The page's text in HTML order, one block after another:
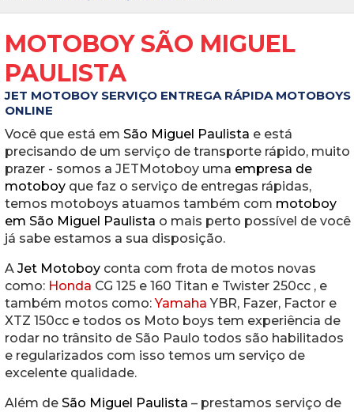
MOTOBOY SÃO MIGUEL
PAULISTA
JET MOTOBOY SERVIÇO ENTREGA RÁPIDA MOTOBOYS
ONLINE
Você que está emSão Miguel Paulista e está
precisando de um serviço de transporte rápido, muito
prazer - somos a JETMotoboy uma empresa de
motoboy que faz o serviço de entregas rápidas,
temos motoboys atuamos também com motoboy
em São Miguel Paulista o mais perto possível de você
já sabe estamos a sua disposição.
AJet Motoboy conta com frota de motos novas
como: Honda CG 125 e 160 Titan e Twister 250cc , e
também motos como:Yamaha YBR, Fazer, Factor e
XTZ 150cc e todos os Moto boys tem experiência de
rodar no trânsito de São Paulo todos são habilitados
e regularizados com isso temos um serviço de
excelente qualidade.
Além deSão Miguel Paulista – prestamos serviço de